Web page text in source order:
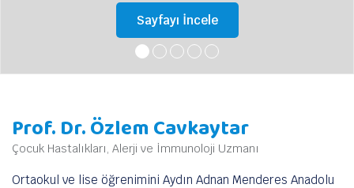
Sayfayı İncele
Prof. Dr. Özlem Cavkaytar
Çocuk Hastalıkları, Alerji ve İmmunoloji Uzmanı
Ortaokul ve lise öğrenimini Aydın Adnan Menderes Anadolu